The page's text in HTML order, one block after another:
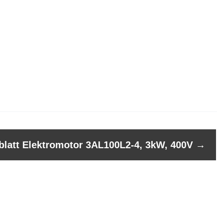
Elektromotor 3AL100L2-4, 3kW, 400V →